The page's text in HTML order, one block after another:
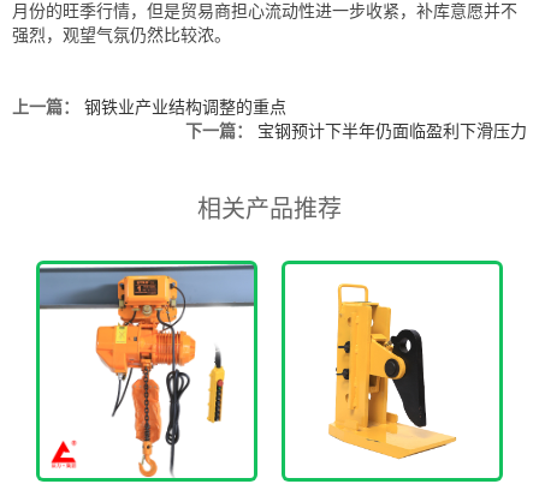
月份的旺季行情，但是贸易商担心流动性进一步收紧，补库意愿并不
强烈，观望气氛仍然比较浓。
上一篇：
钢铁业产业结构调整的重点
下一篇：
宝钢预计下半年仍面临盈利下滑压力
相关产品推荐